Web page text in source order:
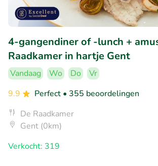
4-gangendiner of -lunch +
Raadkamer in hartje Gent
Vandaag Wo Do
Vr
9.9
Perfect • 355 beoordelingen
De Raadkamer
Gent (0km)
Verkocht: 319